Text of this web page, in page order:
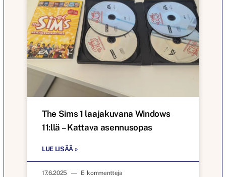
The Sims 1 laajakuvana Windows
11:llä – Kattava asennusopas
LUE LISÄÄ »
17.6.2025 Ei kommentteja